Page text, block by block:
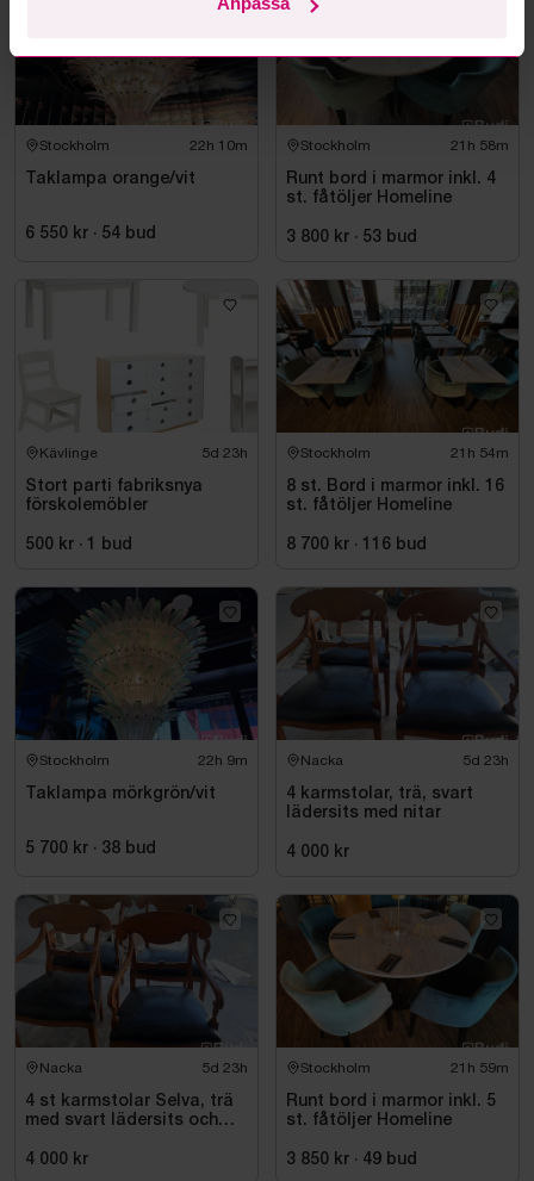
Stockholm 22h 10m
Taklampa orange/vit
6 550 kr · 54 bud
Stockholm 21h 58m
Runt bord i marmor inkl. 4
st. fåtöljer Homeline
3 800 kr · 53 bud
Kävlinge 5d 23h
Stort parti fabriksnya
förskolemöbler
500 kr · bud
Stockholm 21h 54m
8 st. Bord i marmor inkl. 16
st. fåtöljer Homeline
8 700 kr · 116 bud
Stockholm 22h 9m
Taklampa mörkgrön/vit
5 700 kr · 38 bud
Nacka 5d 23h
4 karmstolar, trä, svart
lädersits med nitar
4 000 kr
Nacka 5d 23h
4 st karmstolar Selva, trä
med svart lädersits och
4 000 kr
Stockholm 21h 59m
Runt bord i marmor inkl. 5
st. fåtöljer Homeline
3 850 kr · 49 bud